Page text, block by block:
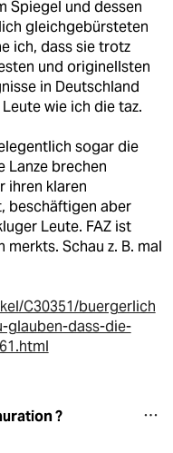
Spiegel und dessen
gleichgebürsteten
ich, dass sie trotz
und originellsten
in Deutschland
wie ich die taz.
sogar die
Lanze brechen
ihren klaren
beschäftigen aber
Leute. FAZ ist
Schau z. B. mal
C30351/buergerlich
glauben-dass-die-
?